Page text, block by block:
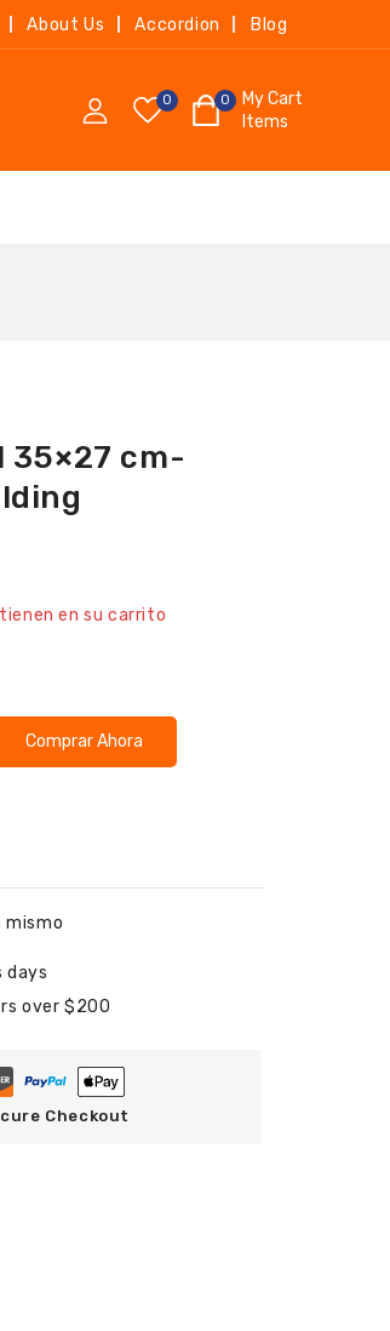
About Us Accordion Blog
0 0
My Cart
Items
35×27 cm-
horas
tienen en su carrito
Comprar Ahora
mismo
days
over $200
Checkout